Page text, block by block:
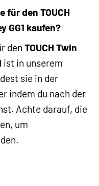
den TOUCH
GG1 kaufen?
den TOUCH Twin
ist in unserem
sie in der
indem du nach der
Achte darauf, die
um